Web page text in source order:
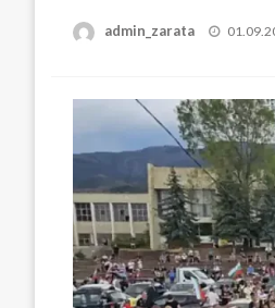
admin_zarata
Posted